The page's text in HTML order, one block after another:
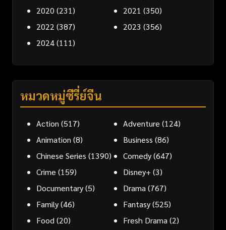
2020 (231) 2021 (350)
2022 (387) 2023 (356)
2024(111)
หมวดหมู่ซีรี่ย์จีน
Action (517) Adventure (124)
Animation (8) Business (86)
Chinese Series (1390) Comedy(647)
Crime (159) Disney+ (3)
Documentary(5) Drama (767)
Family(46) Fantasy(525)
Food (20) Fresh Drama (2)